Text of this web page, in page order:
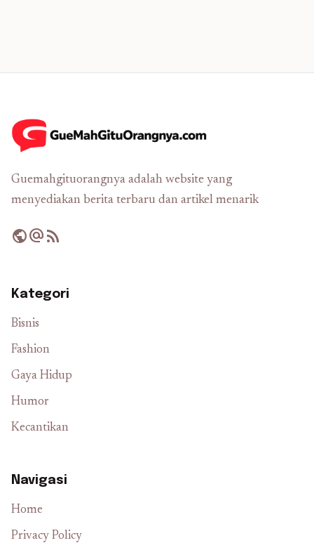
Guemahgituorangnya adalah website yang
menyediakan berita terbaru dan artikel menarik
publicalternate_emailrss_feed
Kategori
Bisnis
Fashion
Gaya Hidup
Humor
Kecantikan
Navigasi
Home
Privacy Policy